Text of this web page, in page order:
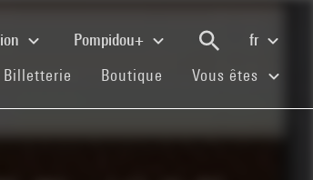
Pompidou+
fr
Billetterie (current)
Boutique (current)
Vous êtes